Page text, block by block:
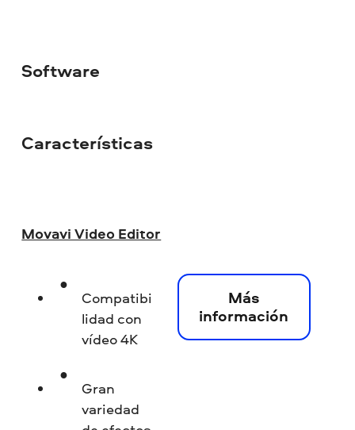
Software
Características
Movavi Video Editor
Compatibi
lidad con
vídeo 4K
Gran
variedad
Más
información